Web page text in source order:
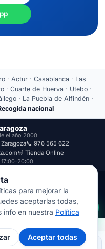
· Actur · Casablanca · Las
· Cuarte de Huerva · Utebo ·
· La Puebla de Alfindén ·
nacional
el año 2000
📞 976 565 622
🛒 Tienda Online
17:00-20:00
Tienda Informática Zaragoza
Portátiles y Móviles.
para mejorar la
aceptarlas todas,
info en nuestra Política
Aceptar todas